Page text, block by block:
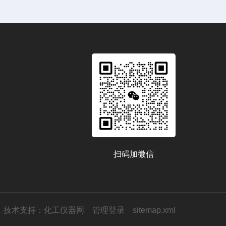
扫码加微信
技术支持： 化工仪器网 管理登录 sitemap.xml